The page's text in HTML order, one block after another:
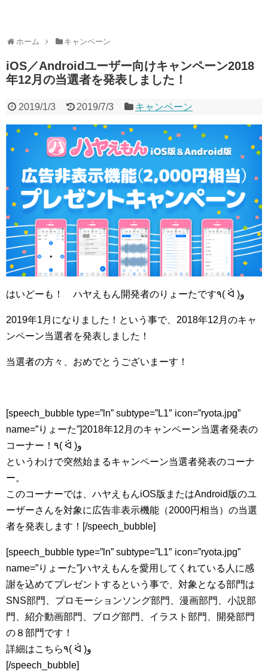
ホーム キャンペーン
iOS／Androidユーザー向けキャンペーン2018
年12月の当選者を発表しました！
2019/1/3 2019/7/3 キャンペーン
はいどーも！ ハヤえもん開発者のりょーたです٩( ᐛ )و
2019年1月になりました！という事で、2018年12月のキャ
ンペーン当選者を発表しました！
当選者の方々、おめでとうございまーす！
[speech_bubble type=”ln” subtype=”L1″ icon=”ryota.jpg”
name=”りょーた”]2018年12月のキャンペーン当選者発表の
コーナー！٩( ᐛ )و
というわけで突然始まるキャンペーン当選者発表のコーナ
ー。
このコーナーでは、ハヤえもんiOS版またはAndroid版のユ
ーザーさんを対象に広告非表示機能（2000円相当）の当選
者を発表します！[/speech_bubble]
[speech_bubble type=”ln” subtype=”L1″ icon=”ryota.jpg”
name=”りょーた”]ハヤえもんを愛用してくれている人に感
謝を込めてプレゼントするという事で、対象となる部門は
SNS部門、プロモーションソング部門、漫画部門、小説部
門、紹介動画部門、ブログ部門、イラスト部門、開発部門
の８部門です！
詳細はこちら٩( ᐛ )و
[/speech_bubble]